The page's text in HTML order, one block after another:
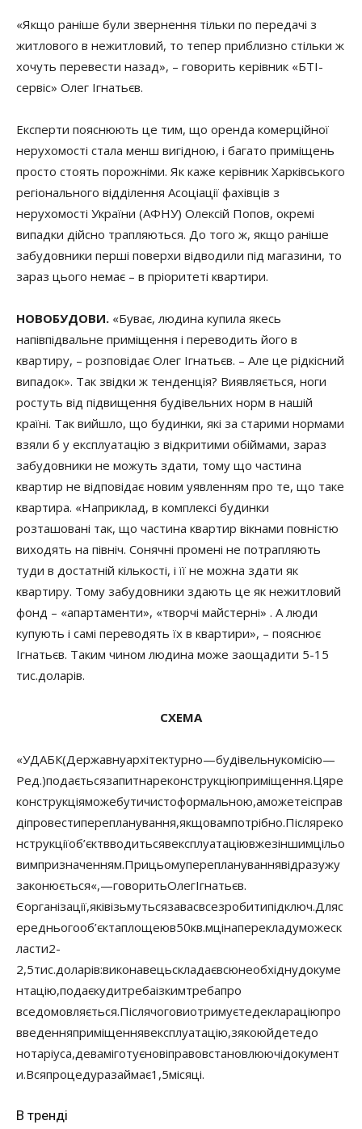
«Якщо раніше були звернення тільки по передачі з
житлового в нежитловий, то тепер приблизно стільки ж
хочуть перевести назад», – говорить керівник «БТІ-
сервіс» Олег Ігнатьєв.
Експерти пояснюють це тим, що оренда комерційної
нерухомості стала менш вигідною, і багато приміщень
просто стоять порожніми. Як каже керівник Харківського
регіонального відділення Асоціації фахівців з
нерухомості України (АФНУ) Олексій Попов, окремі
випадки дійсно трапляються. До того ж, якщо раніше
забудовники перші поверхи відводили під магазини, то
зараз цього немає – в пріоритеті квартири.
НОВОБУДОВИ. «Буває, людина купила якесь
напівпідвальне приміщення і переводить його в
квартиру, – розповідає Олег Ігнатьєв. – Але це рідкісний
випадок». Так звідки ж тенденція? Виявляється, ноги
ростуть від підвищення будівельних норм в нашій
країні. Так вийшло, що будинки, які за старими нормами
взяли б у експлуатацію з відкритими обіймами, зараз
забудовники не можуть здати, тому що частина
квартир не відповідає новим уявленням про те, що таке
квартира. «Наприклад, в комплексі будинки
розташовані так, що частина квартир вікнами повністю
виходять на північ. Сонячні промені не потрапляють
туди в достатній кількості, і її не можна здати як
квартиру. Тому забудовники здають це як нежитловий
фонд – «апартаменти», «творчі майстерні» . А люди
купують і самі переводять їх в квартири», – пояснює
Ігнатьєв. Таким чином людина може заощадити 5-15
тис.доларів.
СХЕМА
«УДАБК(Державнуархітектурно—будівельнукомісію—
Ред.)подаєтьсязапитнареконструкціюприміщення.Цяре
конструкціяможебутичистоформальною,аможетеісправ
діпровестиперепланування,якщовампотрібно.Післяреко
нструкціїоб’єктвводитьсявексплуатаціювжезіншимцільо
вимпризначенням.Прицьомупереплануваннявідразужу
законюється«,—говоритьОлегІгнатьєв.
Єорганізації,яківізьмутьсязавасвсезробитипідключ.Дляс
ередньогооб’єктаплощеюв50кв.мцінаперекладуможеск
ласти2-
2,5тис.доларів:виконавецьскладаєвсюнеобхіднудокуме
нтацію,подаєкудитребаізкимтребапро
вседомовляється.Післячоговиотримуєтедеклараціюпро
введенняприміщеннявексплуатацію,зякоюйдетедо
нотаріуса,деваміготуєновіправовстановлюючідокумент
и.Всяпроцедуразаймає1,5місяці.
В тренді